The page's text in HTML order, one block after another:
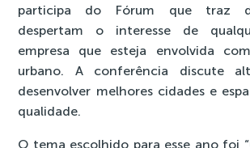
participa do Fórum que traz
despertam o interesse de
empresa que esteja envolvida
urbano. A conferência discute
desenvolver melhores cidades e
qualidade.
O tema escolhido para esse ano foi